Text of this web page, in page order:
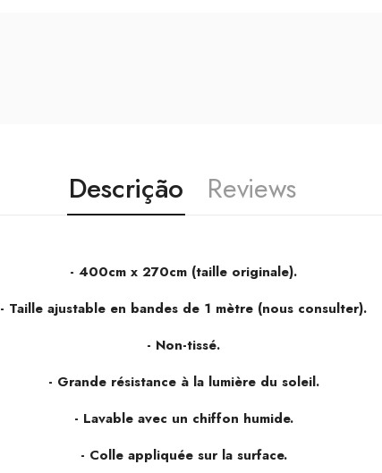
Descrição Reviews
- 400cm x 270cm (taille originale).
- Taille ajustable en bandes de 1 mètre (nous consulter).
- Non-tissé.
- Grande résistance à la lumière du soleil.
- Lavable avec un chiffon humide.
- Colle appliquée sur la surface.